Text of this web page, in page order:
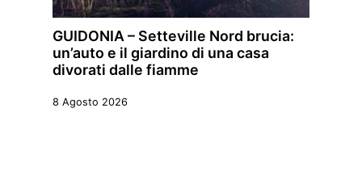
GUIDONIA – Setteville Nord brucia:
un’auto e il giardino di una casa
divorati dalle fiamme
8 Agosto 2026